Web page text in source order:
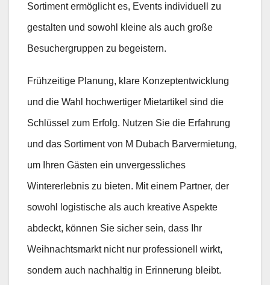
Sortiment ermöglicht es, Events individuell zu
gestalten und sowohl kleine als auch große
Besuchergruppen zu begeistern.
Frühzeitige Planung, klare Konzeptentwicklung
und die Wahl hochwertiger Mietartikel sind die
Schlüssel zum Erfolg. Nutzen Sie die Erfahrung
und das Sortiment von M Dubach Barvermietung,
um Ihren Gästen ein unvergessliches
Wintererlebnis zu bieten. Mit einem Partner, der
sowohl logistische als auch kreative Aspekte
abdeckt, können Sie sicher sein, dass Ihr
Weihnachtsmarkt nicht nur professionell wirkt,
sondern auch nachhaltig in Erinnerung bleibt.